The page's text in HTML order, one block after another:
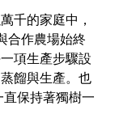
千的家庭中，
合作農場始終
項生產步驟設
餾與生產。也
保持著獨樹一